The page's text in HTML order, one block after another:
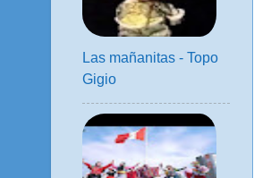
Las mañanitas - Topo
Gigio